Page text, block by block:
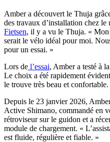
Amber a découvert le Thuja
des travaux d’installation chez le
Fietsen, il y a vu le Thuja. « Mon
serait le vélo idéal pour moi.
pour un essai. »
Lors de l’essai, Amber a testé à
Le choix a été rapidement
le trouve très beau et confortable.
Depuis le 23 janvier 2026,
Active Shimano, commandé en
rétroviseur sur le guidon et a
module de chargement. «
est fluide, régulière et fiable. »